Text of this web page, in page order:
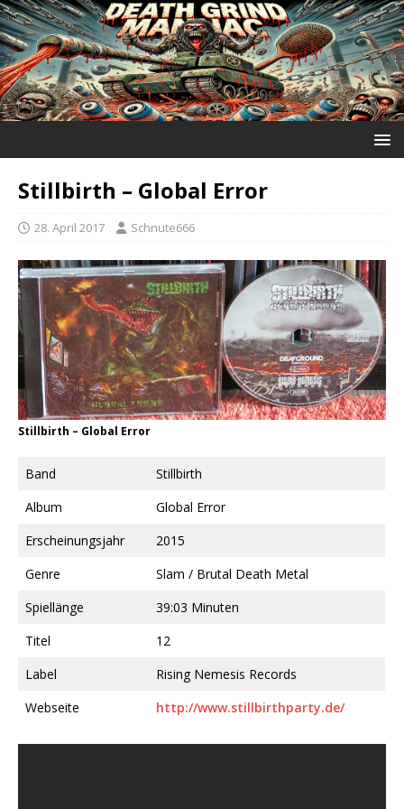
Stillbirth ‎– Global Error
28. April 2017 Schnute666
Stillbirth ‎– Global Error
Band
Stillbirth
Album
Global Error
Erscheinungsjahr
2015
Genre
Slam / Brutal Death Metal
Spiellänge
39:03 Minuten
Titel
12
Label
Rising Nemesis Records
Webseite
http://www.stillbirthparty.de/